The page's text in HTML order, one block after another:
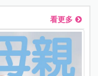
看更多